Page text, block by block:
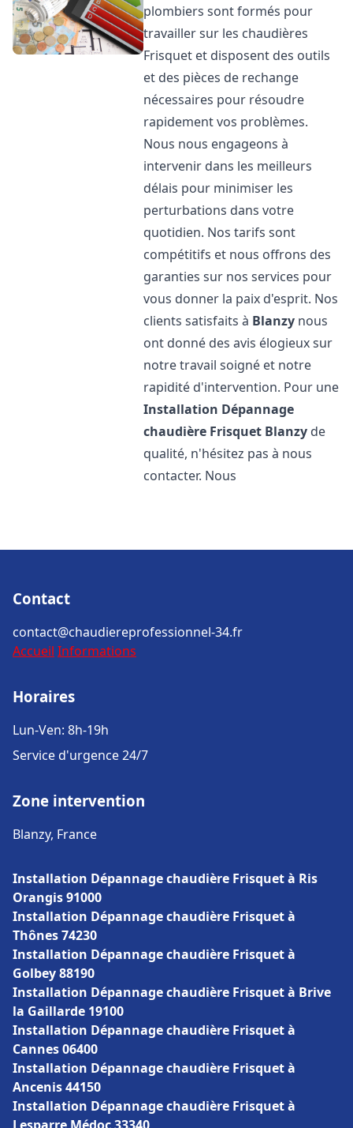
plombiers sont formés pour
travailler sur les chaudières
Frisquet et disposent des outils
et des pièces de rechange
nécessaires pour résoudre
rapidement vos problèmes.
Nous nous engageons à
intervenir dans les meilleurs
délais pour minimiser les
perturbations dans votre
quotidien. Nos tarifs sont
compétitifs et nous offrons des
garanties sur nos services pour
vous donner la paix d'esprit. Nos
clients satisfaits à Blanzy nous
ont donné des avis élogieux sur
notre travail soigné et notre
rapidité d'intervention. Pour une
Installation Dépannage
chaudière Frisquet Blanzy de
qualité, n'hésitez pas à nous
contacter. Nous
Contact
contact@chaudiereprofessionnel-34.fr
Accueil Informations
Horaires
Lun-Ven: 8h-19h
Service d'urgence 24/7
Zone intervention
Blanzy, France
Installation Dépannage chaudière Frisquet à Ris
Orangis 91000
Installation Dépannage chaudière Frisquet à
Thônes 74230
Installation Dépannage chaudière Frisquet à
Golbey 88190
Installation Dépannage chaudière Frisquet à Brive
la Gaillarde 19100
Installation Dépannage chaudière Frisquet à
Cannes 06400
Installation Dépannage chaudière Frisquet à
Ancenis 44150
Installation Dépannage chaudière Frisquet à